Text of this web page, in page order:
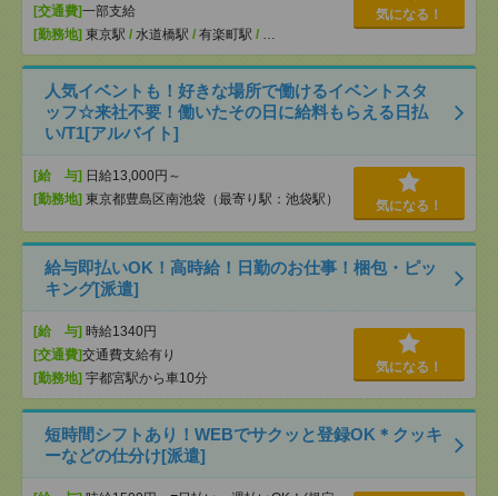
[交通費]一部支給
[勤務地] 東京駅 / 水道橋駅 / 有楽町駅 / …
気になる！
人気イベントも！好きな場所で働けるイベントスタ
ッフ☆来社不要！働いたその日に給料もらえる日払
い/T1[アルバイト]
[給 与] 日給13,000円～
[勤務地] 東京都豊島区南池袋（最寄り駅：池袋駅） 気になる！
給与即払いOK！高時給！日勤のお仕事！梱包・ピッ
キング[派遣]
[給 与] 時給1340円
[交通費]交通費支給有り
[勤務地] 宇都宮駅から車10分
気になる！
短時間シフトあり！WEBでサクッと登録OK＊クッキ
ーなどの仕分け[派遣]